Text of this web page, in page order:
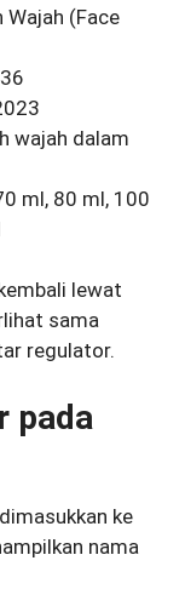
(Face
wajah dalam
ml, 80 ml, 100
lewat
sama
regulator.
pada
dimasukkan ke
nama